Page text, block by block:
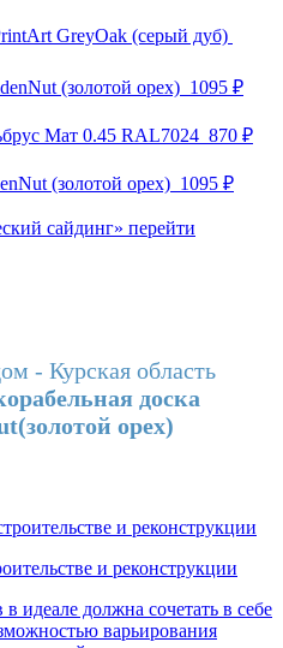
GreyOak (серый дуб)
(золотой орех) 1095 ₽
Мат 0.45 RAL7024 870 ₽
(золотой орех) 1095 ₽
сайдинг» перейти
- Курская область
доска
орех)
и реконструкции
идеале должна сочетать в себе
варьирования